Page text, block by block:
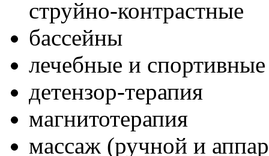
струйно-контрастные
бассейны
лечебные и
детензор-терапия
магнитотерапия
массаж (ручной и